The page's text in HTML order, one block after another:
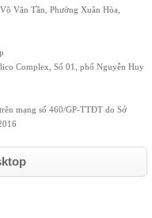
Văn Tần, Phường Xuân Hòa,
Complex, Số 01, phố Nguyễn Huy
mạng số 460/GP-TTĐT do Sở